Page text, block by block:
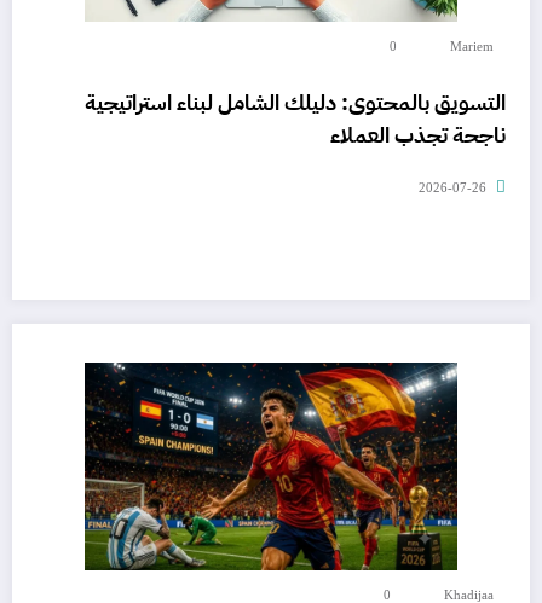
Mariem
0
التسويق بالمحتوى: دليلك الشامل لبناء استراتيجية
ناجحة تجذب العملاء
2026-07-26
Khadijaa
0